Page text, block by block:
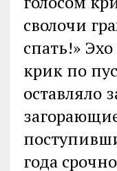
сволочи
спать!»
крик по
оставляло
года